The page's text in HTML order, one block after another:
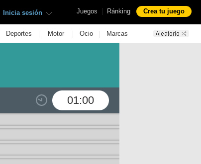
Juegos | Ránking Crea tu juego
Inicia sesión
Deportes | Motor | Ocio | Marcas
01:00